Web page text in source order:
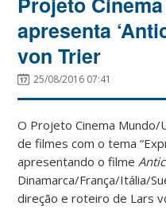
apresenta
von Trier
25/08/2016 07:41
O Projeto Cinema Mundo/
de filmes com o tema
apresentando o filme
Dinamarca/França/Itália/
direção e roteiro de Lars